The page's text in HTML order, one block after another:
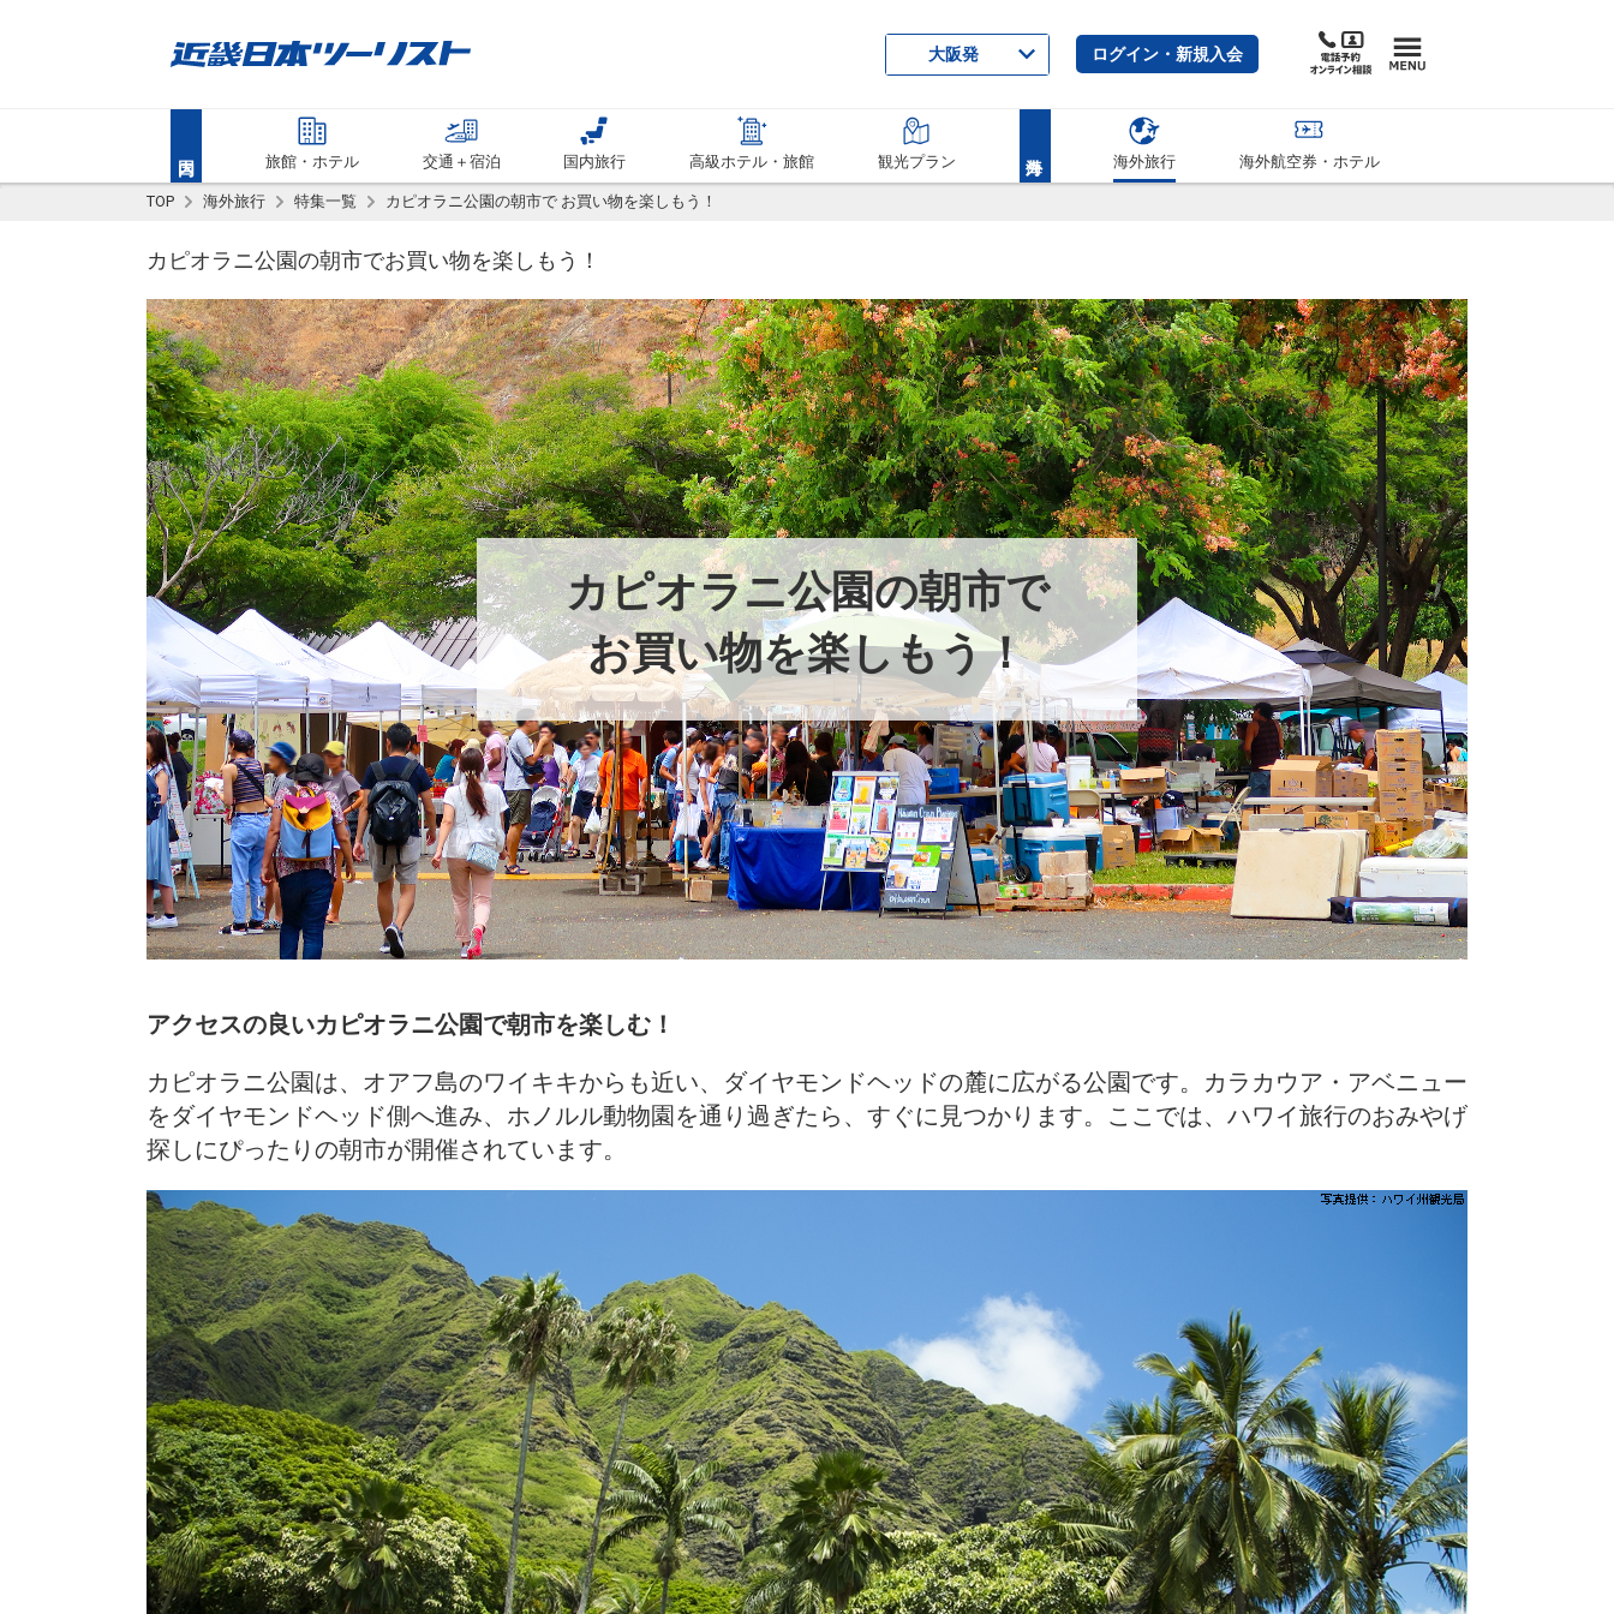
大阪発 ログイン・新規入会
旅館・ホテル 交通＋宿泊 国内旅行 高級ホテル・旅館 観光プラン 海外旅行 海外航空券・ホテル
TOP 海外旅行 特集一覧 カピオラニ公園の朝市で お買い物を楽しもう！
カピオラニ公園の朝市でお買い物を楽しもう！
カピオラニ公園の朝市で
お買い物を楽しもう！
アクセスの良いカピオラニ公園で朝市を楽しむ！
カピオラニ公園は、オアフ島のワイキキからも近い、ダイヤモンドヘッドの麓に広がる公園です。カラカウア・アベニュー
をダイヤモンドヘッド側へ進み、ホノルル動物園を通り過ぎたら、すぐに見つかります。ここでは、ハワイ旅行のおみやげ
探しにぴったりの朝市が開催されています。